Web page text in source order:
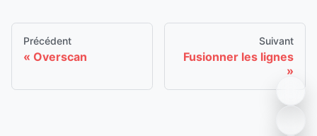
Précédent
Overscan
Suivant
Fusionner les lignes